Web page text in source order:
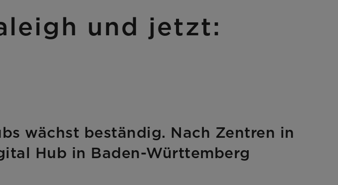
und jetzt:
wächst beständig. Nach Zentren in
Hub in Baden-Württemberg